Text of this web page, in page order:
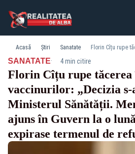
Acasă Știri Sanatate
SANATATE· 4 min citire
Florin Cîțu rupe tăcerea
vaccinurilor: „Decizia s-
Ministerul Sănătății.
ajuns în Guvern la o
expirase termenul de